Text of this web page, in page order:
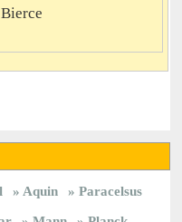
Aquin
Paracelsus